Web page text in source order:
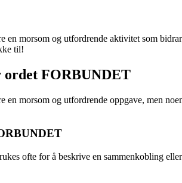
en morsom og utfordrende aktivitet som
til!
ordet FORBUNDET
en morsom og utfordrende oppgave, men
ofte for å beskrive en sammenkobling